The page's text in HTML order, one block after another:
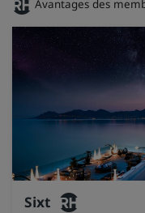
Marques affiliées
Avantages des
Sixt